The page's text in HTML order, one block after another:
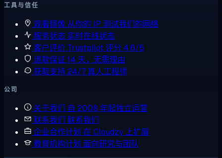
工具与信任
观看镜像 从你的 IP 测试我们的网络
服务状态 实时在线状态
客户评价 Trustpilot 评分 4.6/5
退款保证 14 天，无需理由
获取支持 24/7 真人工程师
公司
关于我们 自 2008 年起独立运营
联系我们 联系我们
企业合作计划 在 Cloudzy 上扩展
教育机构计划 面向研究与团队